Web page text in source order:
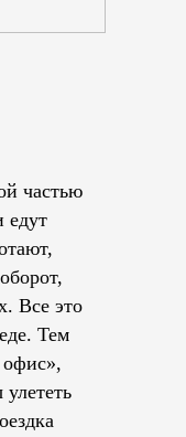
частью
едут
Все это
Тем
офис»,